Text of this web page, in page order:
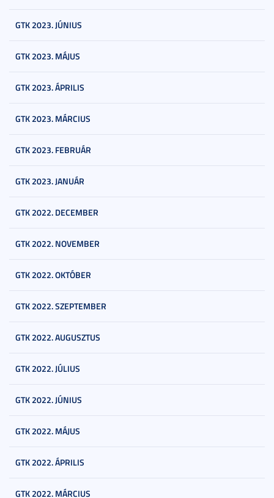
GTK 2023. JÚNIUS
GTK 2023. MÁJUS
GTK 2023. ÁPRILIS
GTK 2023. MÁRCIUS
GTK 2023. FEBRUÁR
GTK 2023. JANUÁR
GTK 2022. DECEMBER
GTK 2022. NOVEMBER
GTK 2022. OKTÓBER
GTK 2022. SZEPTEMBER
GTK 2022. AUGUSZTUS
GTK 2022. JÚLIUS
GTK 2022. JÚNIUS
GTK 2022. MÁJUS
GTK 2022. ÁPRILIS
GTK 2022. MÁRCIUS